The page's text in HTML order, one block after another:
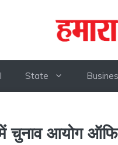
State
चुनाव आयोग